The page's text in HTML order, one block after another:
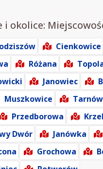
okolice:
Cienkowice
Różana
Janowiec
Muszkowice Tarnów
Przedborowa
Dwór Janówka
Grochowa